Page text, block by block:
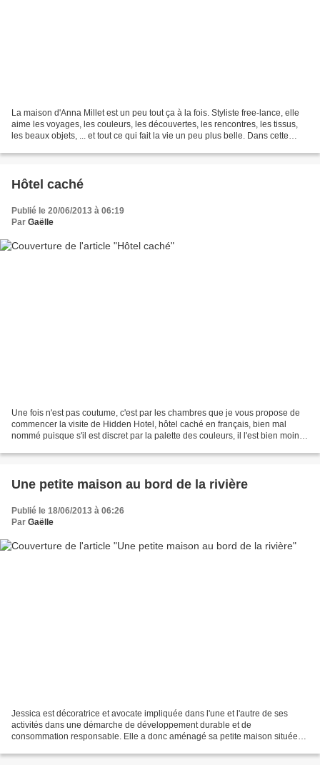
La maison d'Anna Millet est un peu tout ça à la fois. Styliste free-lance, elle
aime les voyages, les couleurs, les découvertes, les rencontres, les tissus,
les beaux objets, ... et tout ce qui fait la vie un peu plus belle. Dans cette
Hôtel caché
Publié le 20/06/2013 à 06:19
Par Gaëlle
Une fois n'est pas coutume, c'est par les chambres que je vous propose de
commencer la visite de Hidden Hotel, hôtel caché en français, bien mal
nommé puisque s'il est discret par la palette des couleurs, il l'est bien moins
Une petite maison au bord de la rivière
Publié le 18/06/2013 à 06:26
Par Gaëlle
Jessica est décoratrice et avocate impliquée dans l'une et l'autre de ses
activités dans une démarche de développement durable et de
consommation responsable. Elle a donc aménagé sa petite maison située